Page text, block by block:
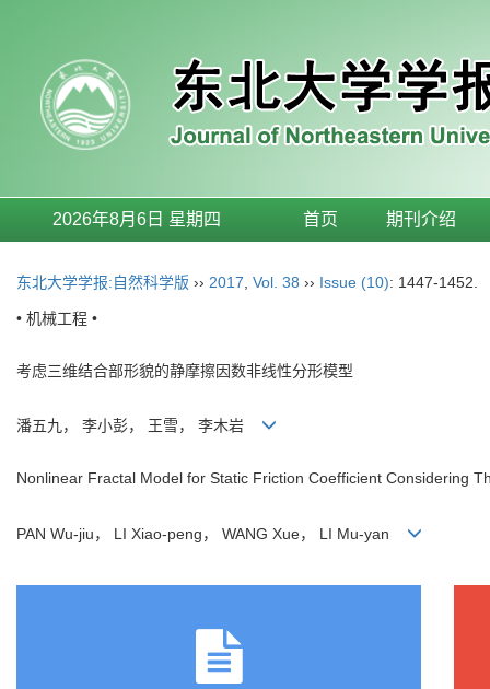
2026年8月6日 星期四 首页 期刊介绍
东北大学学报:自然科学版 ›› 2017 Vol. 38 ›› Issue (10): 1447-1452.
• 机械工程 •
考虑三维结合部形貌的静摩擦因数非线性分形模型
潘五九， 李小彭， 王雪， 李木岩
Nonlinear Fractal Model for Static Friction Coefficient Considering
PAN Wu-jiu， LI Xiao-peng， WANG Xue， LI Mu-yan